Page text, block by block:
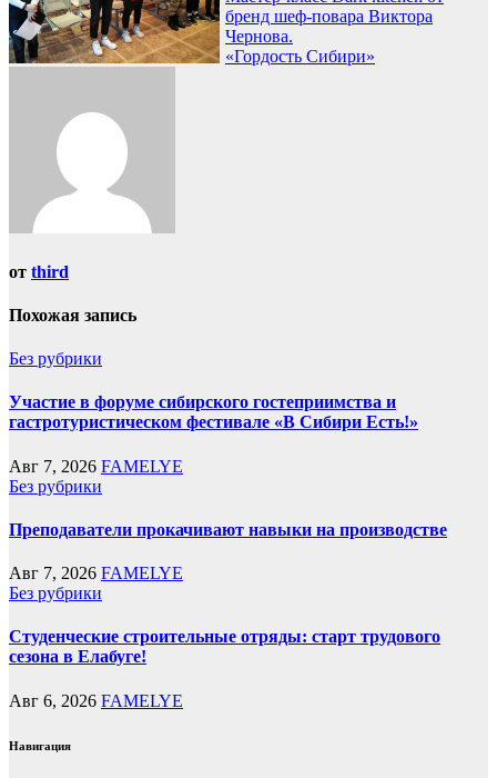
бренд шеф-повара Виктора
Чернова.
«Гордость Сибири»
от third
Похожая запись
Без рубрики
Участие в форуме сибирского гостеприимства и
гастротуристическом фестивале «В Сибири Есть!»
Авг 7, 2026 FAMELYE
Без рубрики
Преподаватели прокачивают навыки на производстве
Авг 7, 2026 FAMELYE
Без рубрики
Студенческие строительные отряды: старт трудового
сезона в Елабуге!
Авг 6, 2026 FAMELYE
Навигация